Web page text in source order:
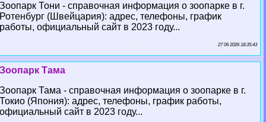
Зоопарк Тони - справочная информация о зоопарке в г.
Ротенбург (Швейцария): адрес, телефоны, график
работы, официальный сайт в 2023 году...
27 06 2026 18:35:43
Зоопарк Тама
Зоопарк Тама - справочная информация о зоопарке в г.
Токио (Япония): адрес, телефоны, график работы,
официальный сайт в 2023 году...